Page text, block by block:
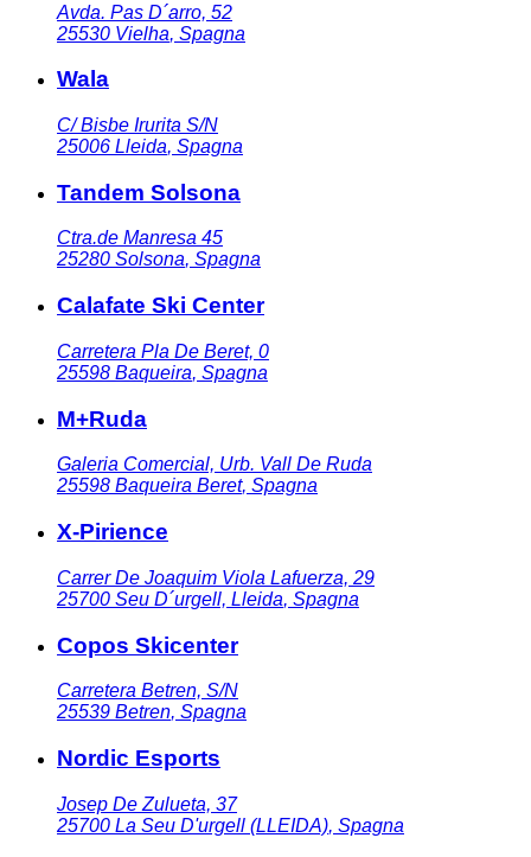
Avda. Pas D´arro, 52
25530 Vielha, Spagna
Wala
C/ Bisbe Irurita S/N
25006 Lleida, Spagna
Tandem Solsona
Ctra.de Manresa 45
25280 Solsona, Spagna
Calafate Ski Center
Carretera Pla De Beret, 0
25598 Baqueira, Spagna
M+Ruda
Galeria Comercial, Urb. Vall De Ruda
25598 Baqueira Beret, Spagna
X-Pirience
Carrer De Joaquim Viola Lafuerza, 29
25700 Seu D´urgell, Lleida, Spagna
Copos Skicenter
Carretera Betren, S/N
25539 Betren, Spagna
Nordic Esports
Josep De Zulueta, 37
25700 La Seu D'urgell (LLEIDA), Spagna